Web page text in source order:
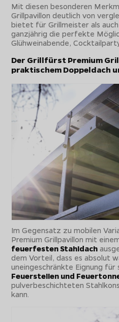
Mit diesen besonderen
Grillpavillon deutlich von
bietet für Grillmeister als
ganzjährig die perfekte
Glühweinabende,
Der Grillfürst Premium
praktischem Doppeldach
Im Gegensatz zu mobilen
Premium Grillpavillon mit
feuerfesten Stahldach
dem Vorteil, dass es absolut
uneingeschränkte Eignung für
Feuerstellen und
pulverbeschichteten
kann.